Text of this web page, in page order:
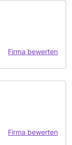
Firma bewerten
Firma bewerten